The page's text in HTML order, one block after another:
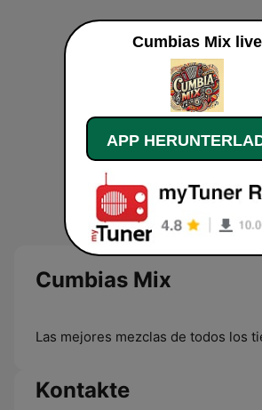
Cumbias Mix
Las mejores mezclas de todos los
Kontakte
Cumbias Mix live
APP